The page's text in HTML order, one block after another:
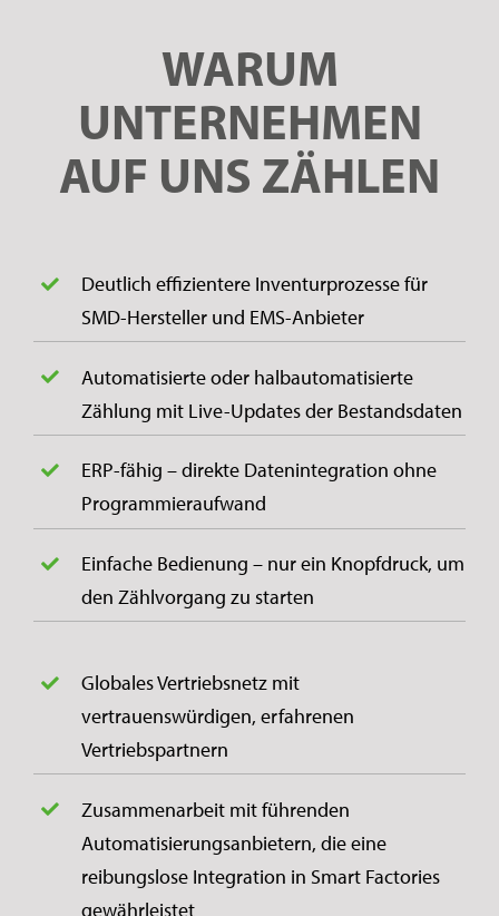
WARUM
UNTERNEHMEN
AUF UNS ZÄHLEN
Deutlich effizientere Inventurprozesse für
SMD-Hersteller und EMS-Anbieter
Automatisierte oder halbautomatisierte
Zählung mit Live-Updates der Bestandsdaten
ERP-fähig – direkte Datenintegration ohne
Programmieraufwand
Einfache Bedienung – nur ein Knopfdruck, um
den Zählvorgang zu starten
Globales Vertriebsnetz mit
vertrauenswürdigen, erfahrenen
Vertriebspartnern
Zusammenarbeit mit führenden
Automatisierungsanbietern, die eine
reibungslose Integration in Smart Factories
gewährleistet